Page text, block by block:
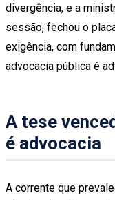
divergência, e a
sessão, fechou o
exigência, com
advocacia pública é
A tese
é advocacia
A corrente que